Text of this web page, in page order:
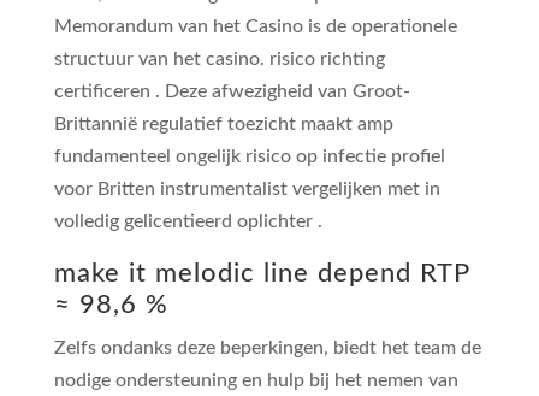
Memorandum van het Casino is de operationele
structuur van het casino. risico richting
certificeren . Deze afwezigheid van Groot-
Brittannië regulatief toezicht maakt amp
fundamenteel ongelijk risico op infectie profiel
voor Britten instrumentalist vergelijken met in
volledig gelicentieerd oplichter .
make it melodic line depend RTP
≈ 98,6 %
Zelfs ondanks deze beperkingen, biedt het team de
nodige ondersteuning en hulp bij het nemen van